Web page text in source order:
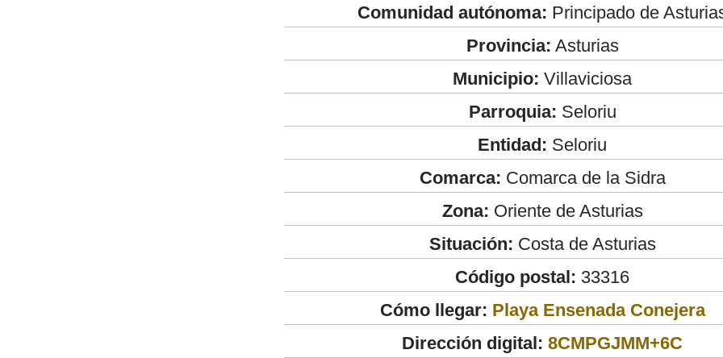
Comunidad autónoma: Principado de
Provincia: Asturias
Municipio: Villaviciosa
Parroquia: Seloriu
Entidad: Seloriu
Comarca: Comarca de la Sidra
Zona: Oriente de Asturias
Situación: Costa de Asturias
Código postal: 33316
Cómo llegar: Playa Ensenada Conejera
Dirección digital: 8CMPGJMM+6C